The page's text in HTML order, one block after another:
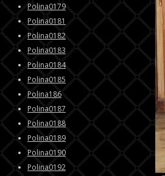
Polina0179
Polina0181
Polina0182
Polina0183
Polina0184
Polina0185
Polina186
Polina0187
Polina0188
Polina0189
Polina0190
Polina0192